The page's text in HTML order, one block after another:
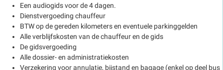
Een audiogids voor de 4 dagen.
Dienstvergoeding chauffeur
BTW op de gereden kilometers en eventuele parkinggelden
Alle verblijfskosten van de chauffeur en de gids
De gidsvergoeding
Alle dossier- en administratiekosten
Verzekering voor annulatie, bijstand en bagage (enkel op deel bus